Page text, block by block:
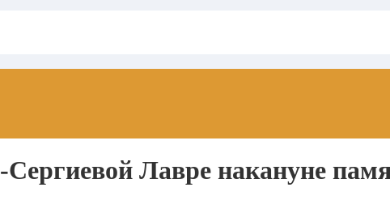
Лавре накануне